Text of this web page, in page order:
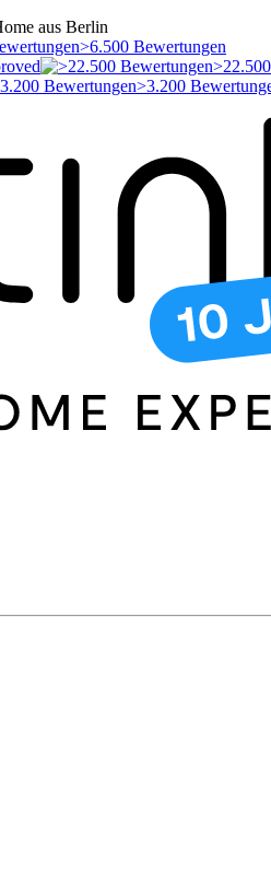
aus Berlin
>6.500 Bewertungen
>3.200